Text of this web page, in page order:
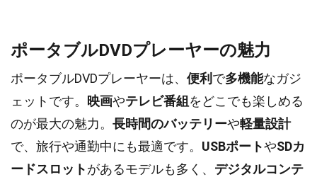
ポータブルDVDプレーヤーの魅力
ポータブルDVDプレーヤーは、 便利 で多機能なガジ
ェットです。
映画やテレビ番組 をどこでも楽しめる
のが最大の魅力。 長時間のバッテリーや軽量設計
で、旅行や通勤中にも最適です。 USBポートやSDカ
ードスロットがあるモデルも多く、 デジタルコンテ